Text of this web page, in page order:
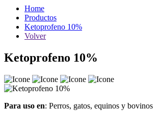
Home
Productos
Ketoprofeno 10%
Volver
Ketoprofeno 10%
Para uso en: Perros, gatos, equinos y bovinos